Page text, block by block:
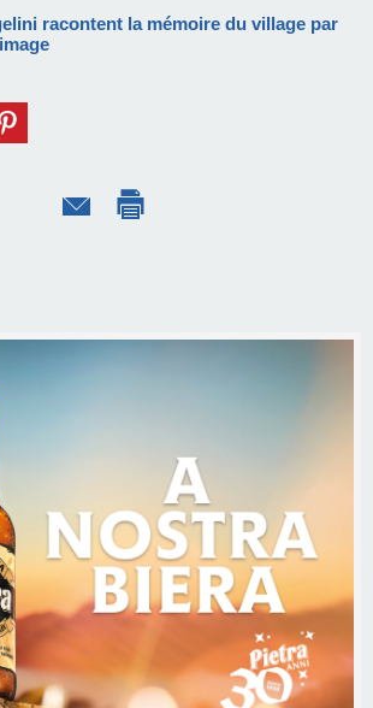
racontent la mémoire du village par